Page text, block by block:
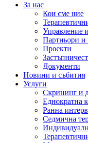
За нас
Кои сме ние
Управление
Партньори и
Проекти
Документи
Новини и събития
Услуги
Скрининг и
Еднократна
Ранна
Седмична